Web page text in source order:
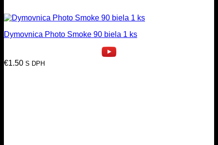
Dymovnica Photo Smoke 90 biela 1 ks
€1.50 S DPH